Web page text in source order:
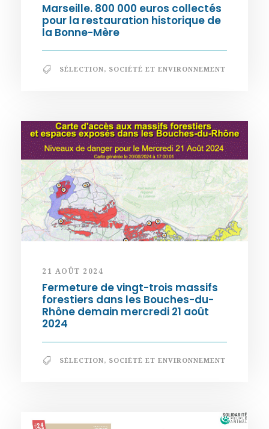
Marseille. 800 000 euros collectés
pour la restauration historique de
la Bonne-Mère
SÉLECTION, SOCIÉTÉ ET ENVIRONNEMENT
21 AOÛT 2024
Fermeture de vingt-trois massifs
forestiers dans les Bouches-du-
Rhône demain mercredi 21 août
2024
SÉLECTION, SOCIÉTÉ ET ENVIRONNEMENT